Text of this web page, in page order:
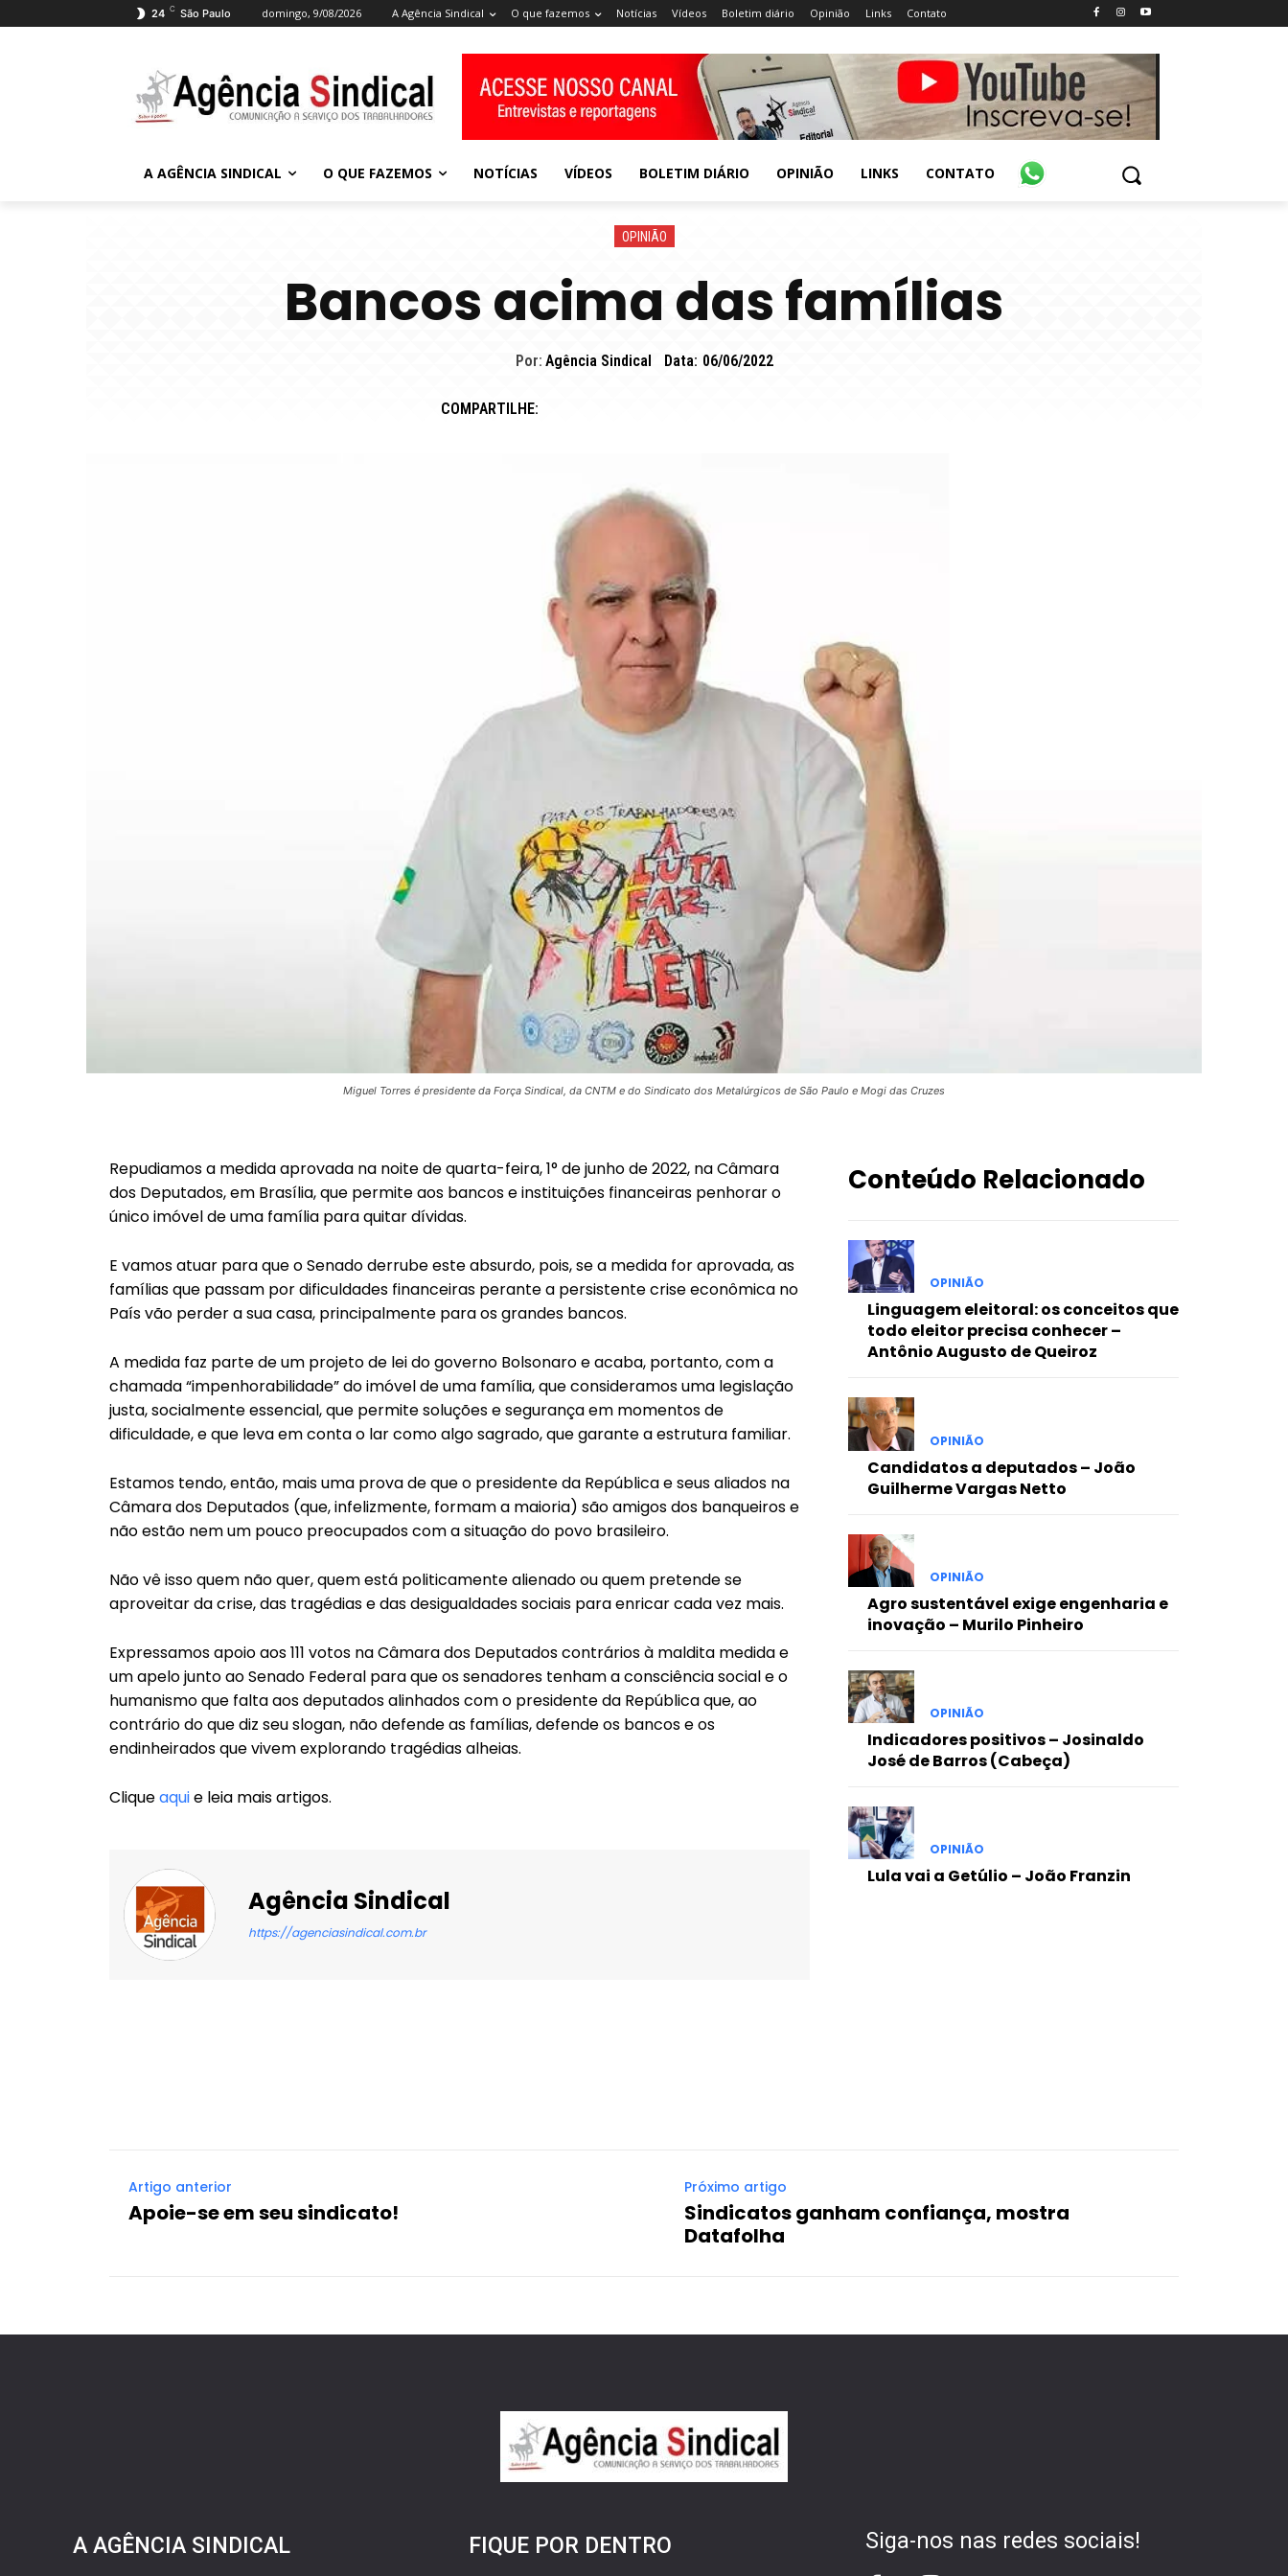
24 C São Paulo domingo, 9/08/2026 A Agência Sindical O que fazemos Notícias Vídeos Boletim diário Opinião Links Contato
A AGÊNCIA SINDICAL O QUE FAZEMOS NOTÍCIAS VÍDEOS BOLETIM DIÁRIO OPINIÃO LINKS CONTATO
OPINIÃO
Bancos acima das famílias
Por: Agência Sindical Data: 06/06/2022
COMPARTILHE:
Miguel Torres é presidente da Força Sindical, da CNTM e do Sindicato dos Metalúrgicos de São Paulo e Mogi das Cruzes
Repudiamos a medida aprovada na noite de quarta-feira, 1° de junho de 2022, na Câmara
dos Deputados, em Brasília, que permite aos bancos e instituições financeiras penhorar o
único imóvel de uma família para quitar dívidas.
E vamos atuar para que o Senado derrube este absurdo, pois, se a medida for aprovada, as
famílias que passam por dificuldades financeiras perante a persistente crise econômica no
País vão perder a sua casa, principalmente para os grandes bancos.
A medida faz parte de um projeto de lei do governo Bolsonaro e acaba, portanto, com a
chamada “impenhorabilidade” do imóvel de uma família, que consideramos uma legislação
justa, socialmente essencial, que permite soluções e segurança em momentos de
dificuldade, e que leva em conta o lar como algo sagrado, que garante a estrutura familiar.
Estamos tendo, então, mais uma prova de que o presidente da República e seus aliados na
Câmara dos Deputados (que, infelizmente, formam a maioria) são amigos dos banqueiros e
não estão nem um pouco preocupados com a situação do povo brasileiro.
Não vê isso quem não quer, quem está politicamente alienado ou quem pretende se
aproveitar da crise, das tragédias e das desigualdades sociais para enricar cada vez mais.
Expressamos apoio aos 111 votos na Câmara dos Deputados contrários à maldita medida e
um apelo junto ao Senado Federal para que os senadores tenham a consciência social e o
humanismo que falta aos deputados alinhados com o presidente da República que, ao
contrário do que diz seu slogan, não defende as famílias, defende os bancos e os
endinheirados que vivem explorando tragédias alheias.
Cliqueaquie leia mais artigos.
Agência Sindical
https://agenciasindical.com.br
Conteúdo Relacionado
OPINIÃO
Linguagem eleitoral: os conceitos que
todo eleitor precisa conhecer –
Antônio Augusto de Queiroz
OPINIÃO
Candidatos a deputados – João
Guilherme Vargas Netto
OPINIÃO
Agro sustentável exige engenharia e
inovação – Murilo Pinheiro
OPINIÃO
Indicadores positivos – Josinaldo
José de Barros (Cabeça)
OPINIÃO
Lula vai a Getúlio – João Franzin
Artigo anterior
Apoie-se em seu sindicato!
Próximo artigo
Sindicatos ganham confiança, mostra
Datafolha
A AGÊNCIA SINDICAL FIQUE POR DENTRO Siga-nos nas redes sociais!